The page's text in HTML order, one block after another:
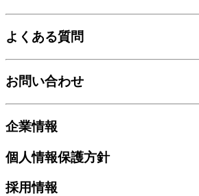
よくある質問
お問い合わせ
企業情報
個人情報保護方針
採用情報